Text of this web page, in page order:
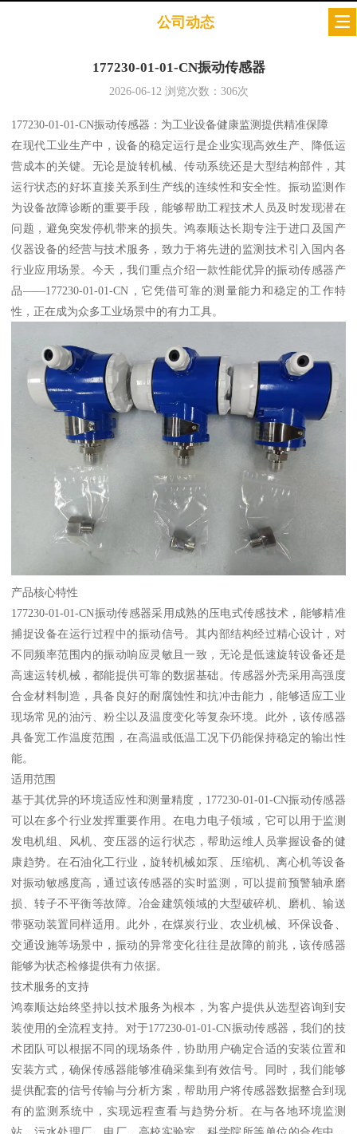
公司动态
177230-01-01-CN振动传感器
2026-06-12 浏览次数： 306次
177230-01-01-CN振动传感器：为工业设备健康监测提供精准保障
在现代工业生产中，设备的稳定运行是企业实现高效生产、降低运
营成本的关键。无论是旋转机械、传动系统还是大型结构部件，其
运行状态的好坏直接关系到生产线的连续性和安全性。振动监测作
为设备故障诊断的重要手段，能够帮助工程技术人员及时发现潜在
问题，避免突发停机带来的损失。鸿泰顺达长期专注于进口及国产
仪器设备的经营与技术服务，致力于将先进的监测技术引入国内各
行业应用场景。今天，我们重点介绍一款性能优异的振动传感器产
品——177230-01-01-CN，它凭借可靠的测量能力和稳定的工作特
性，正在成为众多工业场景中的有力工具。
产品核心特性
177230-01-01-CN振动传感器采用成熟的压电式传感技术，能够精准
捕捉设备在运行过程中的振动信号。其内部结构经过精心设计，对
不同频率范围内的振动响应灵敏且一致，无论是低速旋转设备还是
高速运转机械，都能提供可靠的数据基础。传感器外壳采用高强度
合金材料制造，具备良好的耐腐蚀性和抗冲击能力，能够适应工业
现场常见的油污、粉尘以及温度变化等复杂环境。此外，该传感器
具备宽工作温度范围，在高温或低温工况下仍能保持稳定的输出性
能。
适用范围
基于其优异的环境适应性和测量精度，177230-01-01-CN振动传感器
可以在多个行业发挥重要作用。在电力电子领域，它可以用于监测
发电机组、风机、变压器的运行状态，帮助运维人员掌握设备的健
康趋势。在石油化工行业，旋转机械如泵、压缩机、离心机等设备
对振动敏感度高，通过该传感器的实时监测，可以提前预警轴承磨
损、转子不平衡等故障。冶金建筑领域的大型破碎机、磨机、输送
带驱动装置同样适用。此外，在煤炭行业、农业机械、环保设备、
交通设施等场景中，振动的异常变化往往是故障的前兆，该传感器
能够为状态检修提供有力依据。
技术服务的支持
鸿泰顺达始终坚持以技术服务为根本，为客户提供从选型咨询到安
装使用的全流程支持。对于177230-01-01-CN振动传感器，我们的技
术团队可以根据不同的现场条件，协助用户确定合适的安装位置和
安装方式，确保传感器能够准确采集到有效信号。同时，我们能够
提供配套的信号传输与分析方案，帮助用户将传感器数据整合到现
有的监测系统中，实现远程查看与趋势分析。在与各地环境监测